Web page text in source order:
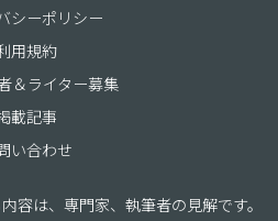
シーポリシー
用規約
＆ライター募集
載記事
い合わせ
容は、専門家、執筆者の見解です。